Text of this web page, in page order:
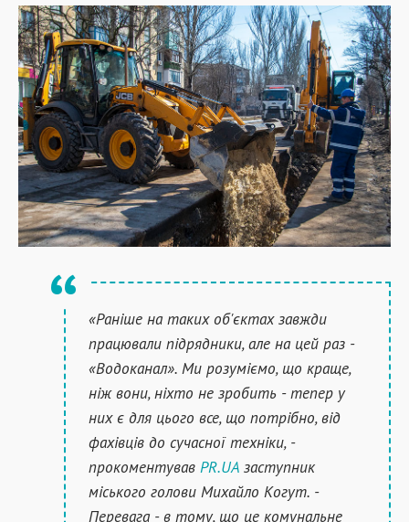
«Раніше на таких об'єктах завжди
працювали підрядники, але на цей раз -
«Водоканал». Ми розуміємо, що краще,
ніж вони, ніхто не зробить - тепер у
них є для цього все, що потрібно, від
фахівців до сучасної техніки, -
прокоментував PR.UA заступник
міського голови Михайло Когут. -
Перевага - в тому, що це комунальне